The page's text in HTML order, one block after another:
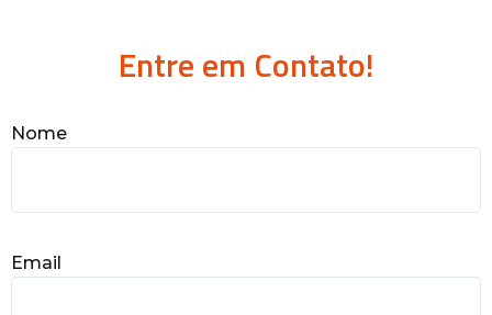
Entre em Contato!
Nome
Email